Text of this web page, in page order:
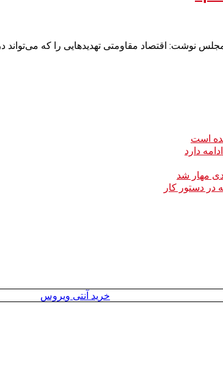
نوشت: اقتصاد مقاومتی تهدیدهایی را که می‌تواند
است
دارد
خرید آنتی ویروس